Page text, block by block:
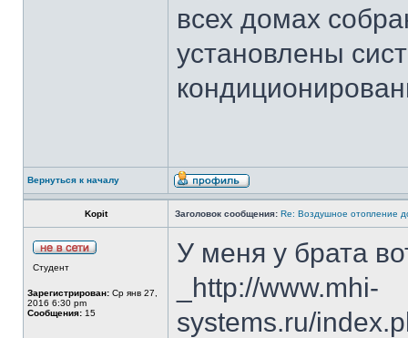
всех домах
установлены
Вернуться к началу
Kopit Заголовок сообщения: Re: Воздушное отопление
Студент
Зарегистрирован: Ср янв 27,
2016 6:30 pm
Сообщения: 15
У меня у брата
_http://www.mhi-
systems.ru/